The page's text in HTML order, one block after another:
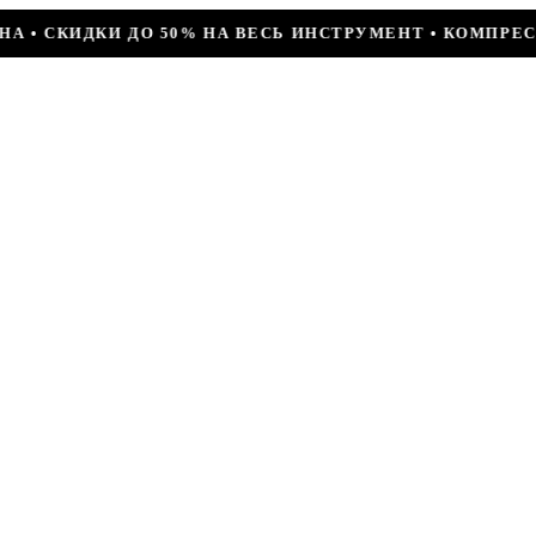
ИНСТРУМЕНТ • КОМПРЕССОР JIAXIPERA T1114YB,